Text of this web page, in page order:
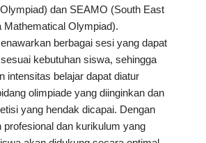
dan SEAMO (South East
Mathematical Olympiad).
berbagai sesi yang dapat
kebutuhan siswa, sehingga
intensitas belajar dapat diatur
olimpiade yang diinginkan dan
yang hendak dicapai. Dengan
profesional dan kurikulum yang